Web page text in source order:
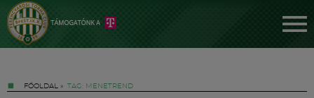
FŐOLDAL » TAG: MENETREND